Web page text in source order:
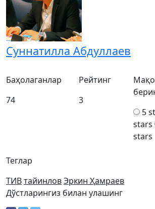
Суннатилла Абдуллаев
Теглар
ТИВтайинловЭркин Ҳамраев
Баҳолаганлар
74
Рейтинг
3
5
stars
stars
Дўстларингиз билан улашинг